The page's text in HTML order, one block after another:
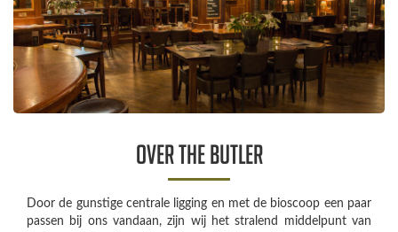
Over The Butler
Door de gunstige centrale ligging en met de bioscoop een paar
passen bij ons vandaan, zijn wij het stralend middelpunt van